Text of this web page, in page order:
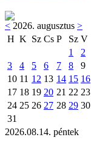
< 2026. augusztus >
H K Sz Cs P Sz V
1
2
3
4 5 6 7 8
9
10 11 12 13 14 15 16
17 18 19 20 21 22 23
24 25 26 27 28 29 30
31
2026.08.14. péntek